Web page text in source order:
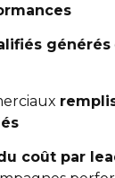
générés
coût par